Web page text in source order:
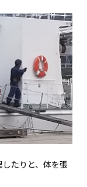
たりと、体を張